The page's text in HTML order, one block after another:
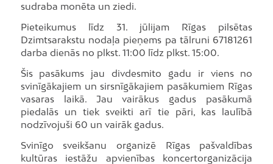
sudraba monēta un ziedi.
Pieteikumus līdz 31. jūlijam Rīgas pilsētas
Dzimtsarakstu nodaļa pieņems pa tālruni 67181261
darba dienās no plkst. 11:00 līdz plkst. 15:00.
Šis pasākums jau divdesmito gadu ir viens no
svinīgākajiem un sirsnīgākajiem pasākumiem Rīgas
vasaras laikā. Jau vairākus gadus pasākumā
piedalās un tiek sveikti arī tie pāri, kas laulībā
nodzīvojuši 60 un vairāk gadus.
Svinīgo sveikšanu organizē Rīgas pašvaldības
kultūras iestāžu apvienības koncertorganizācija